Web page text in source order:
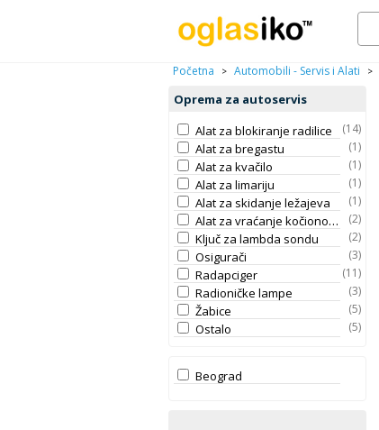
Početna > Automobili - Servis i Alati >
Oprema za autoservis
Alat za blokiranje radilice
(14)
Alat za bregastu (1)
Alat za kvačilo (1)
Alat za limariju (1)
Alat za skidanje ležajeva (1)
Alat za vraćanje kočionog klipa (2)
Ključ za lambda sondu (2)
Osigurači (3)
Radapciger (11)
Radioničke lampe (3)
Žabice (5)
Ostalo (5)
Beograd